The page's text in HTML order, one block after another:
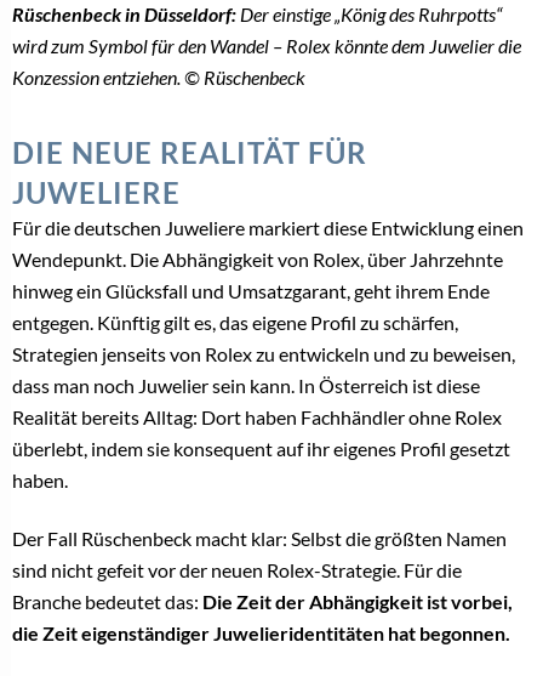
Rüschenbeck in Düsseldorf: Der einstige „König des Ruhrpotts“
wird zum Symbol für den Wandel – Rolex könnte dem Juwelier die
Konzession entziehen. © Rüschenbeck
DIE NEUE REALITÄT FÜR
JUWELIERE
Für die deutschen Juweliere markiert diese Entwicklung einen
Wendepunkt. Die Abhängigkeit von Rolex, über Jahrzehnte
hinweg ein Glücksfall und Umsatzgarant, geht ihrem Ende
entgegen. Künftig gilt es, das eigene Profil zu schärfen,
Strategien jenseits von Rolex zu entwickeln und zu beweisen,
dass man noch Juwelier sein kann. In Österreich ist diese
Realität bereits Alltag: Dort haben Fachhändler ohne Rolex
überlebt, indem sie konsequent auf ihr eigenes Profil gesetzt
haben.
Der Fall Rüschenbeck macht klar: Selbst die größten Namen
sind nicht gefeit vor der neuen Rolex-Strategie. Für die
Branche bedeutet das: Die Zeit der Abhängigkeit ist vorbei,
die Zeit eigenständiger Juwelieridentitäten hat begonnen.